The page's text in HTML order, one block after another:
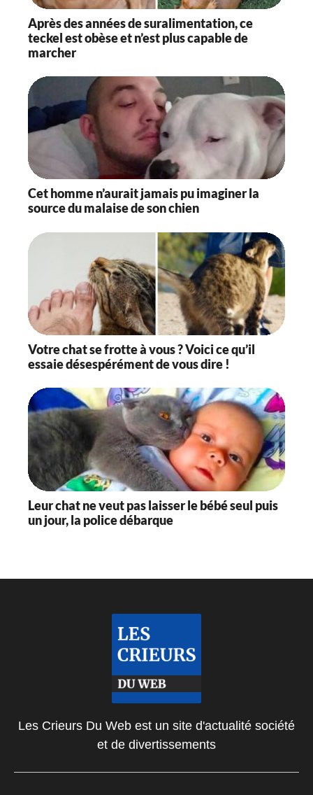
Après des années de suralimentation, ce
teckel est obèse et n’est plus capable de
marcher
Cet homme n’aurait jamais pu imaginer la
source du malaise de son chien
Votre chat se frotte à vous ? Voici ce qu’il
essaie désespérément de vous dire !
Leur chat ne veut pas laisser le bébé seul puis
un jour, la police débarque
Les Crieurs Du Web est un site d'actualité société
et de divertissements